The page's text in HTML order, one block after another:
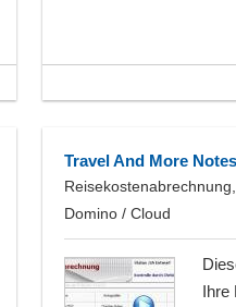
Travel And More
Domino / Cloud
Ihre